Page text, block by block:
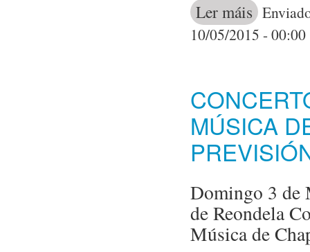
Ler máis acerca de
10/05/2015 - 00:00
MÚSICA
Domingo 3 de
de Reondela
Música de